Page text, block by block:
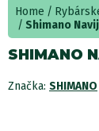
Home
Shimano
SHIMANO
Značka: SHIMANO